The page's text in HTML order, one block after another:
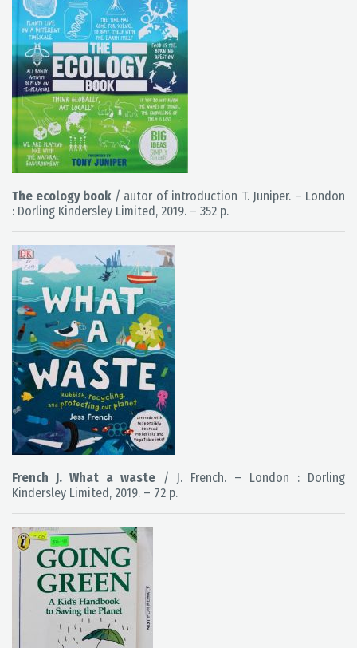
The ecology book/ autor of introduction T. Juniper. – London
: Dorling Kindersley Limited, 2019. – 352 p.
French J. What a waste/ J. French. – London : Dorling
Kindersley Limited, 2019. – 72 p.